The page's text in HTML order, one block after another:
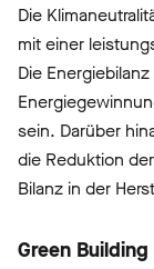
Die
mit einer
Die
sein. Darüber
die Reduktion der
Bilanz in der
Green